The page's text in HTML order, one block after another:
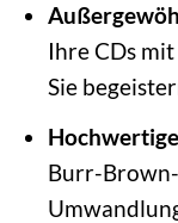
Ihre CDs
Sie
Burr-